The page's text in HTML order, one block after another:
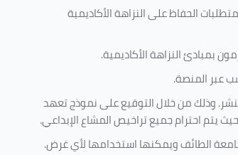
الحفاظ على النزاهة الأكاديمية
بمبادئ النزاهة الأكاديمية.
عبر المنصة.
وذلك من خلال التوقيع على نموذج تعهد
يتم احترام جميع تراخيص المشاع الإبداعي.
الطائف ويمكنها استخدامها لأي غرض.